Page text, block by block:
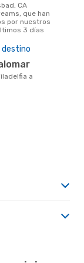
CA
que han
por nuestros
3 días
destino